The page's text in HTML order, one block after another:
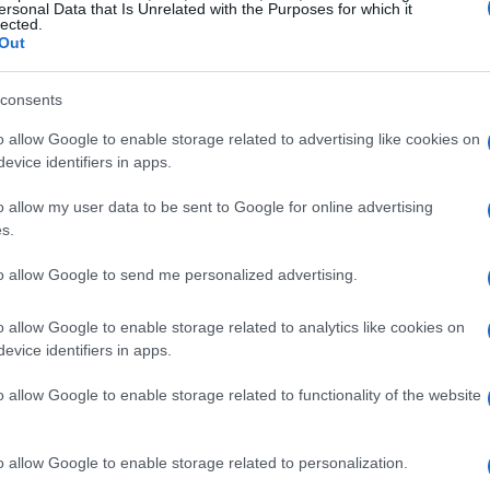
Data that Is Unrelated with the Purposes for which it
allow Google to enable storage related to advertising like cookies on
identifiers in apps.
allow my user data to be sent to Google for online advertising
allow Google to send me personalized advertising.
allow Google to enable storage related to analytics like cookies on
identifiers in apps.
allow Google to enable storage related to functionality of the website
allow Google to enable storage related to personalization.
morts et 192 blessés et entraînant l’arrestation de
30 millions de Vénézuéliens ont quitté le pays en
experts prévoient une nouvelle vague d’émigration.